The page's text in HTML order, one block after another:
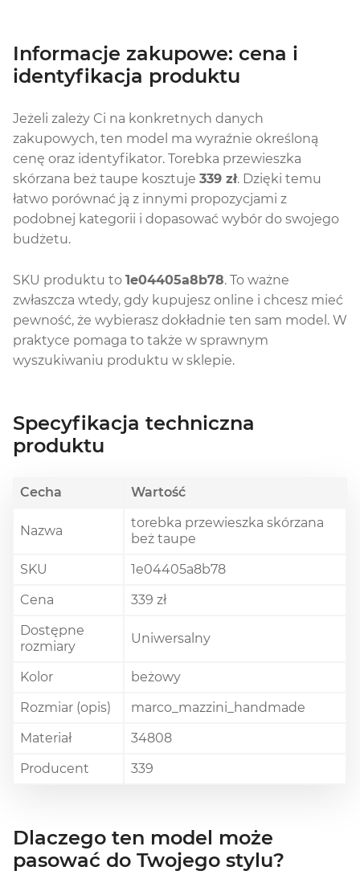
Informacje zakupowe: cena i
identyfikacja produktu
Jeżeli zależy Ci na konkretnych danych
zakupowych, ten model ma wyraźnie określoną
cenę oraz identyfikator. Torebka przewieszka
skórzana beż taupe kosztuje 339 zł. Dzięki temu
łatwo porównać ją z innymi propozycjami z
podobnej kategorii i dopasować wybór do swojego
budżetu.
SKU produktu to 1e04405a8b78. To ważne
zwłaszcza wtedy, gdy kupujesz online i chcesz mieć
pewność, że wybierasz dokładnie ten sam model. W
praktyce pomaga to także w sprawnym
wyszukiwaniu produktu w sklepie.
Specyfikacja techniczna
produktu
Cecha Wartość
Nazwa
torebka przewieszka skórzana
beż taupe
SKU
1e04405a8b78
Cena
339 zł
Dostępne
rozmiary
Uniwersalny
Kolor
beżowy
Rozmiar (opis)
marco_mazzini_handmade
Materiał
34808
Producent
339
Dlaczego ten model może
pasować do Twojego stylu?